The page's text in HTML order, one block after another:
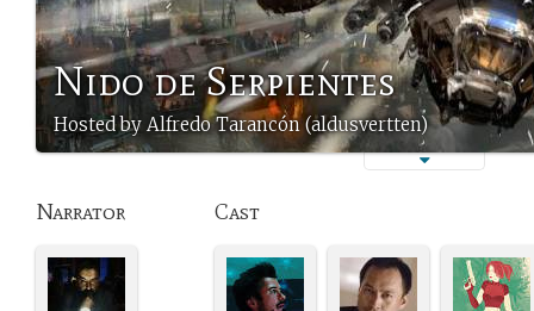
Nido de Serpientes
Hosted by Alfredo Tarancón (aldusvertten)
Narrator Cast